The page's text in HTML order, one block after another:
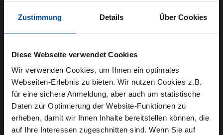
Zustimmung Details Über Cookies
Diese Webseite verwendet Cookies
Wir verwenden Cookies, um Ihnen ein optimales
Webseiten-Erlebnis zu bieten. Wir nutzen Cookies z.B.
für eine sichere Anmeldung, aber auch um statistische
Daten zur Optimierung der Website-Funktionen zu
erheben, damit wir Ihnen Inhalte bereitstellen können, die
auf Ihre Interessen zugeschnitten sind. Wenn Sie auf
und dem gleichzeitigen Streben nach besserer
tägliche Herausforderung. Der Einsatz von
Enterprise Asset Management hilft dabei, die Art
und Weise wie Schlüsseldaten integriert und
gemanagt werden zu vereinfachen, wodurch
Betreiber eine bessere Kontrolle über den
Zustand ihrer Anlagen und die für die Wartung